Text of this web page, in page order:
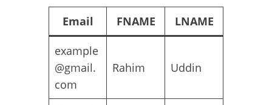
Email FNAME LNAME
example
@gmail.
com
Rahim Uddin